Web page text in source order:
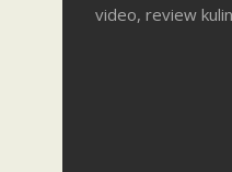
video, review